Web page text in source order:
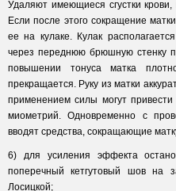
Удаляют имеющиеся сгустки
Если после этого сокращение
ее на кулаке. Кулак
через переднюю брюшную стенку
повышении тонуса матка
прекращается. Руку из матки
применением силы могут
миометрий. Одновременно с
вводят средства, сокращающие
6) для усиления эффекта
поперечный кетгутовый шов
Лосицкой;